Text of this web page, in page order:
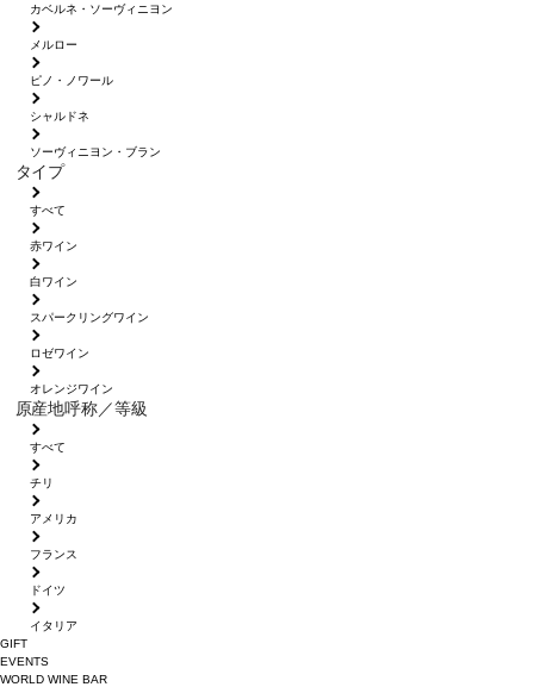
カベルネ・ソーヴィニヨン
メルロー
ピノ・ノワール
シャルドネ
ソーヴィニヨン・ブラン
タイプ
すべて
赤ワイン
白ワイン
スパークリングワイン
ロゼワイン
オレンジワイン
原産地呼称／等級
すべて
チリ
アメリカ
フランス
ドイツ
イタリア
GIFT
EVENTS
WORLD WINE BAR